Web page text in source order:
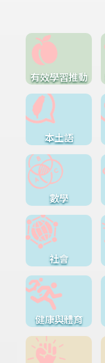
有效學習推動
本土語
數學
社會
健康與體育